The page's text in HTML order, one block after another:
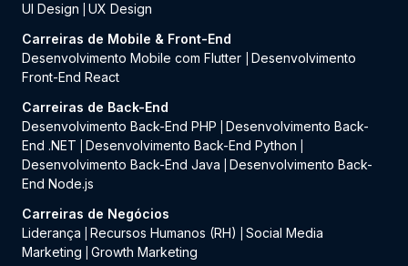
UI Design
UX Design
Carreiras de Mobile & Front-End
Desenvolvimento Mobile com Flutter
Desenvolvimento
Front-End React
Carreiras de Back-End
Desenvolvimento Back-End PHP
Desenvolvimento Back-
End .NET
Desenvolvimento Back-End Python
Desenvolvimento Back-End Java
Desenvolvimento Back-
End Node.js
Carreiras de Negócios
Liderança
Recursos Humanos (RH)
Social Media
Marketing
Growth Marketing